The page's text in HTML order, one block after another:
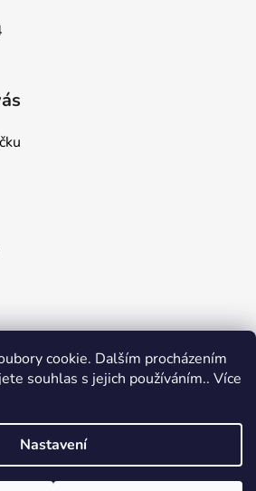
cookie. Dalším procházením
souhlas s jejich používáním.. Více
Nastavení